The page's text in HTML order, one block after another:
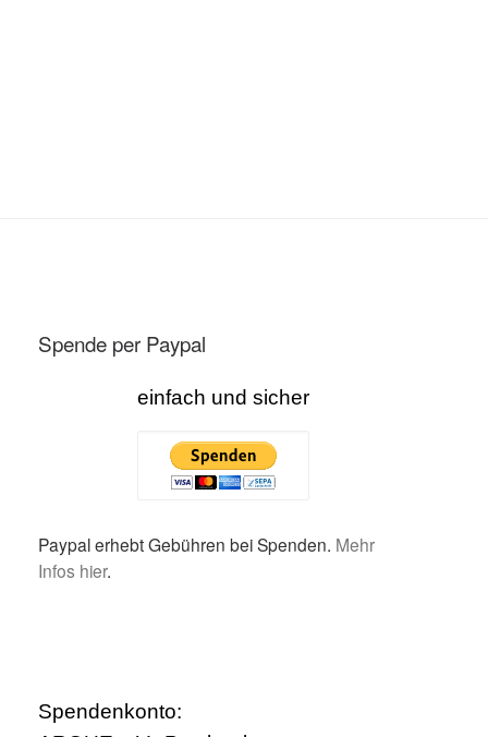
Spende per Paypal
einfach und sicher
Paypal erhebt Gebühren bei Spenden. Mehr
Infos hier.
Spendenkonto: